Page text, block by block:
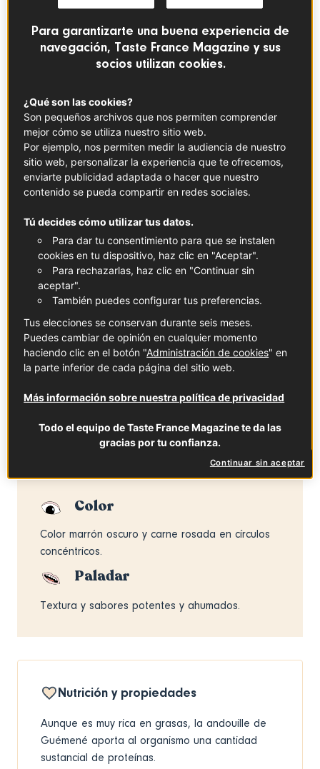
Que no te intimide su potente olor, ¡híncale el
diente! Esta especialidad bretona ahumada
lo merece. Elaborada con tripas de cerdo
para aperitivos, crepes de trigo sarraceno y
otros tantos platos de picoteo.
Lo que hay que saber
Regida por el Código francés de prácticas de la
charcutería, la andouille de Guémené goza desde 2017
Con arreglo a esta denominación, este embutido estrella
de Bretaña se elabora únicamente con tripas de cerdo
del oeste de Francia.
Una vez limpias, se salan con sal de Guérande, se
clasifican por tamaños y se ensartan unas sobre otras. A
continuación, la andouille fresca se ahúma sobre madera
de haya durante dos días y se seca de dos a
tres semanas al estilo tradicional o incluso nuevo meses
¡El resto es cuestión de gustos!
Características
Color
Color marrón oscuro y carne rosada en círculos
concéntricos.
Paladar
Textura y sabores potentes y ahumados.
Nutrición y propiedades
Aunque es muy rica en grasas, la andouille de
Guémené aporta al organismo una cantidad
sustancial de proteínas.
Para garantizarte una buena experiencia de
navegación, Taste France Magazine y sus
socios utilizan cookies.
¿Qué son las cookies?
Son pequeños archivos que nos permiten comprender
mejor cómo se utiliza nuestro sitio web.
Por ejemplo, nos permiten medir la audiencia de nuestro
sitio web, personalizar la experiencia que te ofrecemos,
enviarte publicidad adaptada o hacer que nuestro
contenido se pueda compartir en redes sociales.
Tú decides cómo utilizar tus datos.
Para dar tu consentimiento para que se instalen
cookies en tu dispositivo, haz clic en "Aceptar".
Para rechazarlas, haz clic en "Continuar sin
aceptar".
También puedes configurar tus preferencias.
Tus elecciones se conservan durante seis meses.
Puedes cambiar de opinión en cualquier momento
haciendo clic en el botón "Administración de cookies" en
la parte inferior de cada página del sitio web.
Más información sobre nuestra política de privacidad
Todo el equipo de Taste France Magazine te da las
gracias por tu confianza.
Continuar sin aceptar